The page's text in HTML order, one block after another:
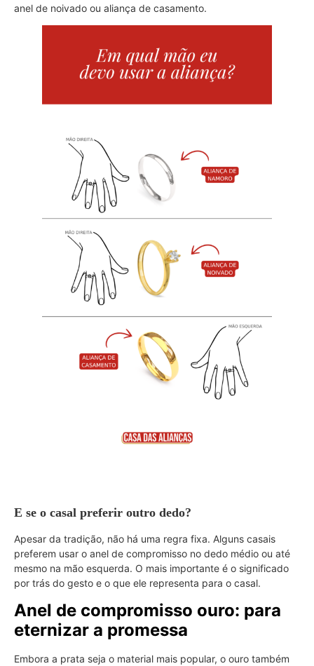
anel de noivado ou aliança de casamento.
E se o casal preferir outro dedo?
Apesar da tradição, não há uma regra fixa. Alguns casais
preferem usar o anel de compromisso no dedo médio ou até
mesmo na mão esquerda. O mais importante é o significado
por trás do gesto e o que ele representa para o casal.
Anel de compromisso ouro: para
eternizar a promessa
Embora a prata seja o material mais popular, o ouro também